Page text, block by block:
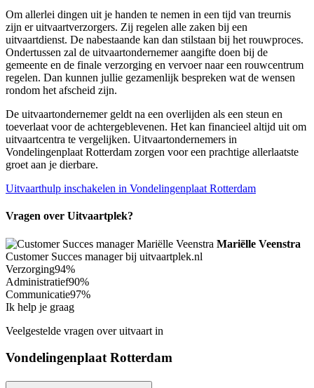
Om allerlei dingen uit je handen te nemen in een tijd van treurnis
zijn er uitvaartverzorgers. Zij regelen alle zaken bij een
uitvaartdienst. De nabestaande kan dan stilstaan bij het rouwproces.
Ondertussen zal de uitvaartondernemer aangifte doen bij de
gemeente en de finale verzorging en vervoer naar een rouwcentrum
regelen. Dan kunnen jullie gezamenlijk bespreken wat de wensen
rondom het afscheid zijn.
De uitvaartondernemer geldt na een overlijden als een steun en
toeverlaat voor de achtergeblevenen. Het kan financieel altijd uit om
uitvaartcentra te vergelijken. Uitvaartondernemers in
Vondelingenplaat Rotterdam zorgen voor een prachtige allerlaatste
groet aan je dierbare.
Uitvaarthulp inschakelen in Vondelingenplaat Rotterdam
Vragen over Uitvaartplek?
Mariëlle Veenstra
Customer Succes manager bij uitvaartplek.nl
Verzorging94%
Administratief90%
Communicatie97%
Ik help je graag
Veelgestelde vragen over uitvaart in
Vondelingenplaat Rotterdam